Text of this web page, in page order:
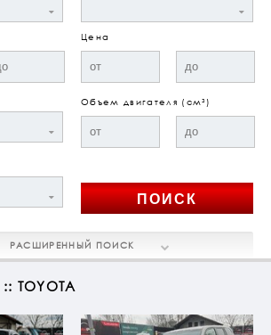
Цена
Объем двигателя (см³)
РАСШИРЕННЫЙ ПОИСК
TOYOTA